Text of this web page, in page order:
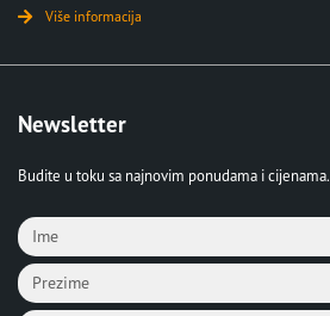
Više informacija
Newsletter
Budite u toku sa najnovim ponudama i cijenama.